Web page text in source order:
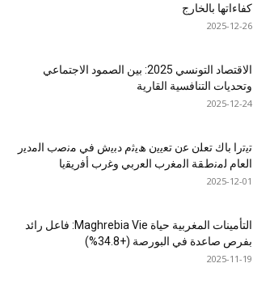
كفاءاتها بالخارج
2025-12-26
الاقتصاد التونسي 2025: بين الصمود الاجتماعي
وتحديات التنافسية القارية
2025-12-24
ﺗﯾﺗرا ﺑﺎك ﺗﻌﻠن ﻋن ﺗﻌﯾﯾن ھﯾﺛم دﺑﯾش ﻓﻲ ﻣﻧﺻب اﻟﻣدﯾر
اﻟﻌﺎم ﻟﻣﻧطﻘﺔ اﻟﻣﻐرب اﻟﻌرﺑﻲ وﻏرب أﻓرﯾﻘﯾﺎ
2025-12-01
التأمينات المغربية حياة Maghrebia Vie: فاعل رائد
بفرص صاعدة في البورصة (+34.8%)
2025-11-19